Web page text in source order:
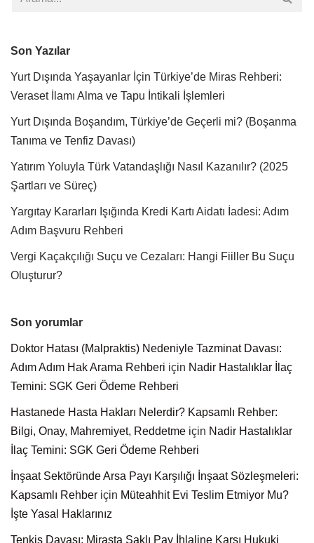
Son Yazılar
Yurt Dışında Yaşayanlar İçin Türkiye’de Miras Rehberi:
Veraset İlamı Alma ve Tapu İntikali İşlemleri
Yurt Dışında Boşandım, Türkiye’de Geçerli mi? (Boşanma
Tanıma ve Tenfiz Davası)
Yatırım Yoluyla Türk Vatandaşlığı Nasıl Kazanılır? (2025
Şartları ve Süreç)
Yargıtay Kararları Işığında Kredi Kartı Aidatı İadesi: Adım
Adım Başvuru Rehberi
Vergi Kaçakçılığı Suçu ve Cezaları: Hangi Fiiller Bu Suçu
Oluşturur?
Son yorumlar
Doktor Hatası (Malpraktis) Nedeniyle Tazminat Davası:
Adım Adım Hak Arama Rehberi için Nadir Hastalıklar İlaç
Temini: SGK Geri Ödeme Rehberi
Hastanede Hasta Hakları Nelerdir? Kapsamlı Rehber:
Bilgi, Onay, Mahremiyet, Reddetme için Nadir Hastalıklar
İlaç Temini: SGK Geri Ödeme Rehberi
İnşaat Sektöründe Arsa Payı Karşılığı İnşaat Sözleşmeleri:
Kapsamlı Rehber için Müteahhit Evi Teslim Etmiyor Mu?
İşte Yasal Haklarınız
Tenkis Davası: Mirasta Saklı Pay İhlaline Karşı Hukuki